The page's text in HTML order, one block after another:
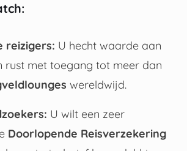
reizigers: U hecht waarde aan
rust met toegang tot meer dan
wereldwijd.
U wilt een zeer
Doorlopende Reisverzekering